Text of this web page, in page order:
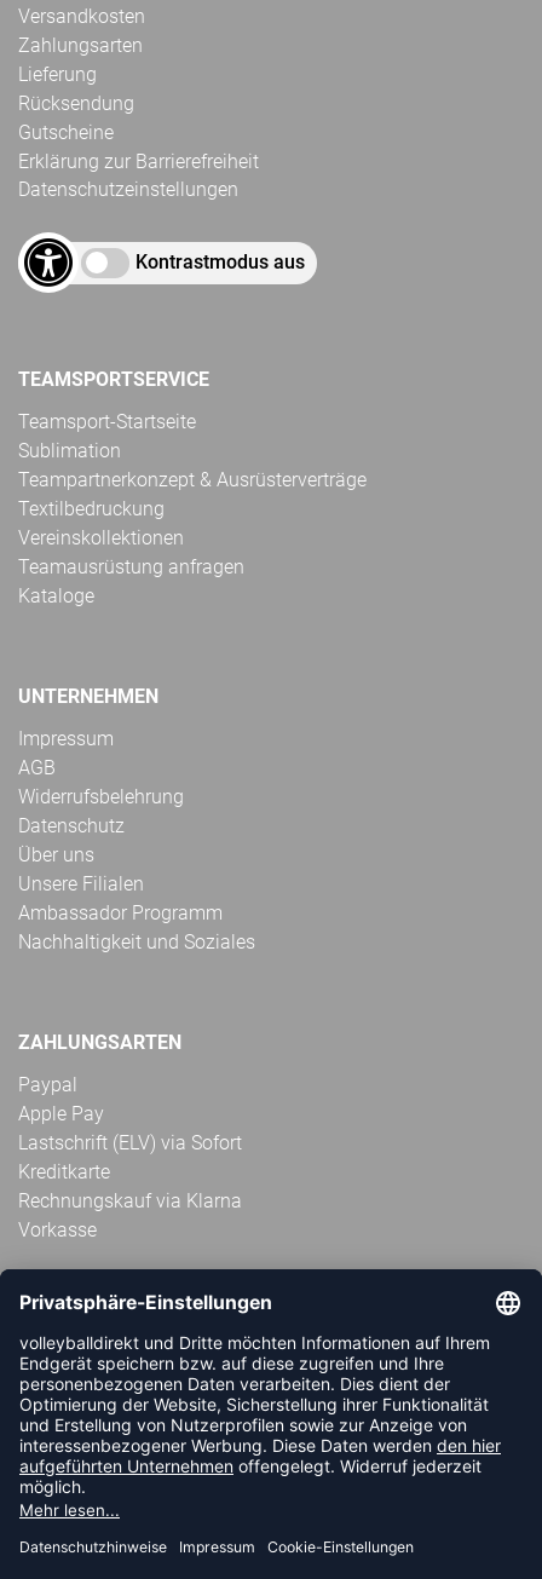
Versandkosten
Zahlungsarten
Lieferung
Rücksendung
Gutscheine
Erklärung zur Barrierefreiheit
Datenschutzeinstellungen
Kontrastmodus aus
TEAMSPORTSERVICE
Teamsport-Startseite
Sublimation
Teampartnerkonzept & Ausrüsterverträge
Textilbedruckung
Vereinskollektionen
Teamausrüstung anfragen
Kataloge
UNTERNEHMEN
Impressum
AGB
Widerrufsbelehrung
Datenschutz
Über uns
Unsere Filialen
Ambassador Programm
Nachhaltigkeit und Soziales
ZAHLUNGSARTEN
Paypal
Apple Pay
Lastschrift (ELV) via Sofort
Kreditkarte
Rechnungskauf via Klarna
Vorkasse
ABONNIERE JETZT DEN KOSTENLOSEN
VOLLEYBALLDIREKT-NEWSLETTER UND VERPASSE KEINE
NEUIGKEIT ODER AKTION MEHR.
JETZT ANMELDEN